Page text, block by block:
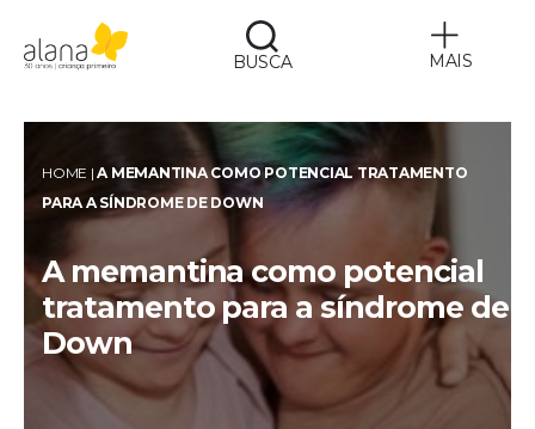
BUSCA MAIS
HOME |A MEMANTINA COMO POTENCIAL TRATAMENTO
PARA A SÍNDROME DE DOWN
A memantina como potencial
tratamento para a síndrome de
Down